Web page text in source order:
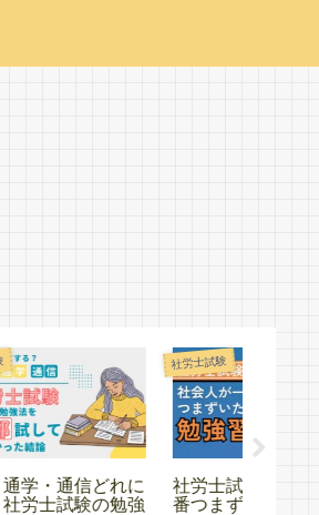
実務・資格
社労士勉強の合間にITパ
スポートを始めてみた話